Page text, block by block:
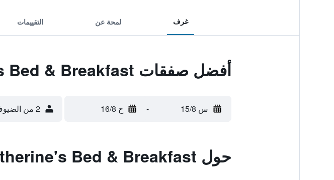
غرف لمحة عن التقييمات
أفضل صفقات Catherine's Bed & Breakfast
س 15/8 - ح 16/8 2 من الضيوف، غرفة واحدة
حول Catherine's Bed & Breakfast